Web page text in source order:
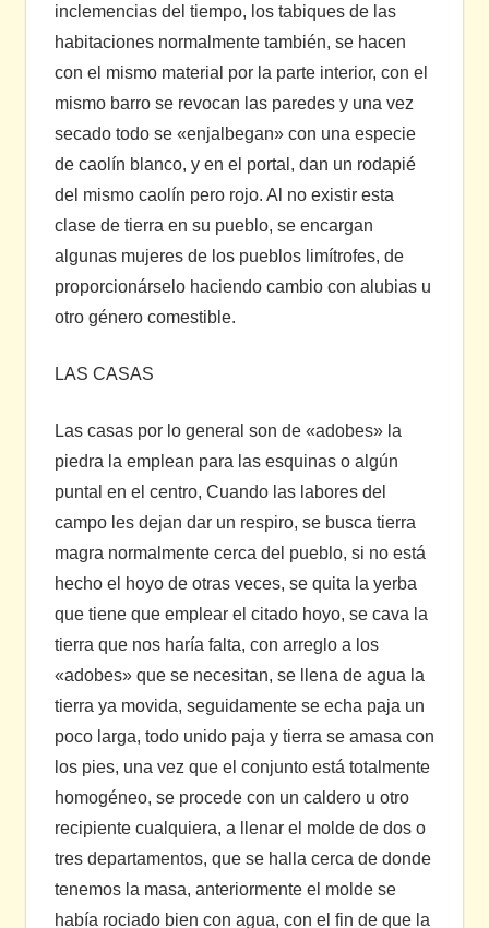
inclemencias del tiempo, los tabiques de las
habitaciones normalmente también, se hacen
con el mismo material por la parte interior, con el
mismo barro se revocan las paredes y una vez
secado todo se «enjalbegan» con una especie
de caolín blanco, y en el portal, dan un rodapié
del mismo caolín pero rojo. Al no existir esta
clase de tierra en su pueblo, se encargan
algunas mujeres de los pueblos limítrofes, de
proporcionárselo haciendo cambio con alubias u
otro género comestible.
LAS CASAS
Las casas por lo general son de «adobes» la
piedra la emplean para las esquinas o algún
puntal en el centro, Cuando las labores del
campo les dejan dar un respiro, se busca tierra
magra normalmente cerca del pueblo, si no está
hecho el hoyo de otras veces, se quita la yerba
que tiene que emplear el citado hoyo, se cava la
tierra que nos haría falta, con arreglo a los
«adobes» que se necesitan, se llena de agua la
tierra ya movida, seguidamente se echa paja un
poco larga, todo unido paja y tierra se amasa con
los pies, una vez que el conjunto está totalmente
homogéneo, se procede con un caldero u otro
recipiente cualquiera, a llenar el molde de dos o
tres departamentos, que se halla cerca de donde
tenemos la masa, anteriormente el molde se
había rociado bien con agua, con el fin de que la